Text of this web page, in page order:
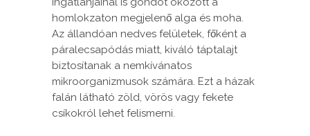
homlokzaton megjelenő alga és moha.
Az állandóan nedves felületek, főként a
páralecsapódás miatt, kiváló táptalajt
biztosítanak a nemkívánatos
mikroorganizmusok számára. Ezt a házak
falán látható zöld, vörös vagy fekete
csíkokról lehet felismerni.